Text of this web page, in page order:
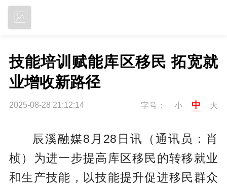
技能培训赋能库区移民 拓宽就
业增收新路径
2025-08-28 21:12:14 字号： 小 中 大
辰溪融媒8月28日讯（通讯员：肖
桢） 为进一步提高库区移民的转移就业
和生产技能，以技能提升促进移民群众